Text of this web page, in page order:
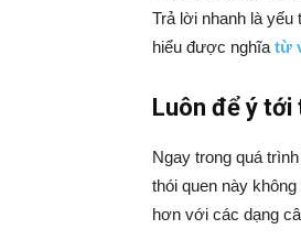
Trả lời nhanh là yếu
hiểu được nghĩa từ
Luôn để ý tới
Ngay trong quá
thói quen này
hơn với các dạng